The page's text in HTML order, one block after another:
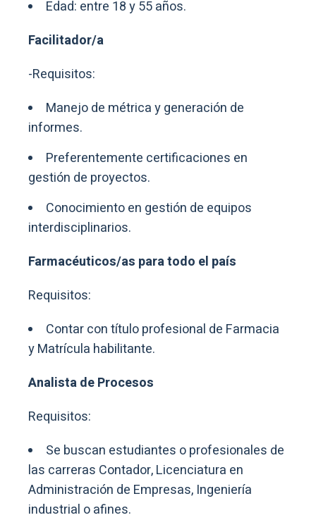
Edad: entre 18 y 55 años.
Facilitador/a
-Requisitos:
Manejo de métrica y generación de
informes.
Preferentemente certificaciones en
gestión de proyectos.
Conocimiento en gestión de equipos
interdisciplinarios.
Farmacéuticos/as para todo el país
Requisitos:
Contar con título profesional de Farmacia
y Matrícula habilitante.
Analista de Procesos
Requisitos:
Se buscan estudiantes o profesionales de
las carreras Contador, Licenciatura en
Administración de Empresas, Ingeniería
industrial o afines.